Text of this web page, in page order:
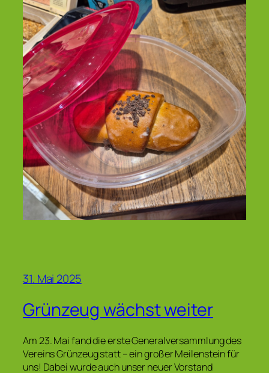
31. Mai 2025
Grünzeug wächst weiter
Am 23. Mai fand die erste Generalversammlung des
Vereins Grünzeug statt – ein großer Meilenstein für
uns! Dabei wurde auch unser neuer Vorstand